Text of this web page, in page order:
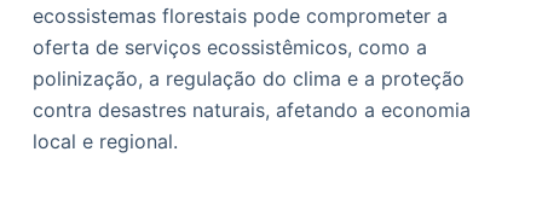
ecossistemas florestais pode comprometer a
oferta de serviços ecossistêmicos, como a
polinização, a regulação do clima e a proteção
contra desastres naturais, afetando a economia
local e regional.